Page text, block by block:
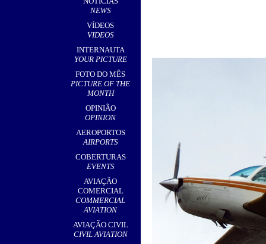
NEWS
VÍDEOS
VIDEOS
INTERNAUTA
YOUR PICTURE
FOTO DO MÊS
PICTURE OF THE
MONTH
OPINIÃO
OPINION
AEROPORTOS
AIRPORTS
,
COBERTURAS
EVENTS
AVIAÇÃO
COMERCIAL
COMMERCIAL
AVIATION
AVIAÇÃO CIVIL
CIVIL AVIATION